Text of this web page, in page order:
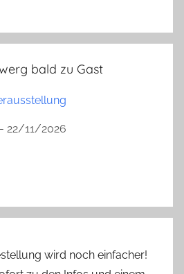
bald zu Gast
22/11/2026
wird noch einfacher!